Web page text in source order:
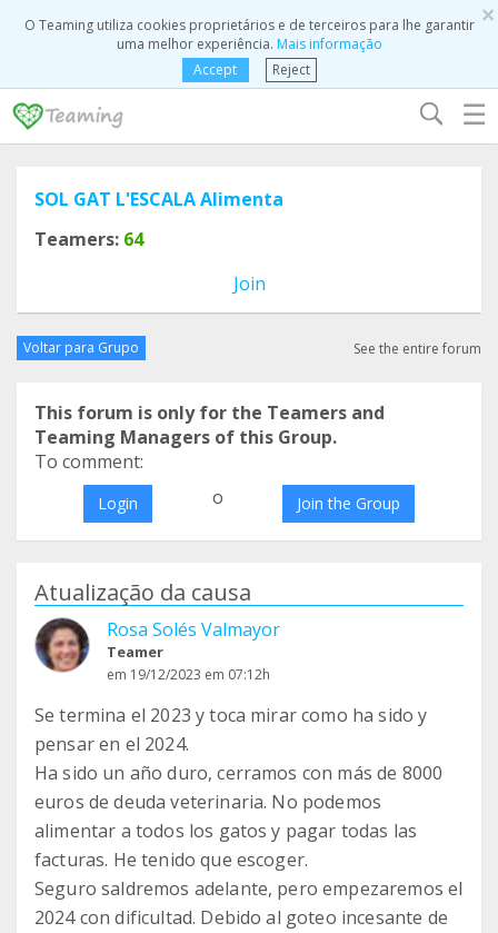
×
O Teaming utiliza cookies proprietários e de terceiros para lhe garantir
uma melhor experiência. Mais informação
Accept
Reject
☰
SOL GAT L'ESCALA Alimenta
Teamers: 64
Join
Voltar para Grupo See the entire forum
This forum is only for the Teamers and
Teaming Managers of this Group.
To comment:
Login o Join the Group
Atualização da causa
Rosa Solés Valmayor
Teamer
em 19/12/2023 em 07:12h
Se termina el 2023 y toca mirar como ha sido y
pensar en el 2024.
Ha sido un año duro, cerramos con más de 8000
euros de deuda veterinaria. No podemos
alimentar a todos los gatos y pagar todas las
facturas. He tenido que escoger.
Seguro saldremos adelante, pero empezaremos el
2024 con dificultad. Debido al goteo incesante de